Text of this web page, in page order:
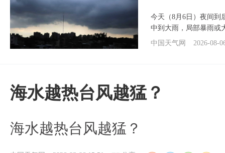
今天（8月6日）夜间到
中到大雨，局部暴雨或
中国天气网
2026-08-
海水越热台风越猛？
海水越热台风越猛？